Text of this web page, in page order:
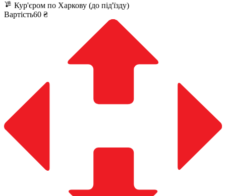
Кур'єром по Харкову (до під'їзду)
Вартість60 ₴